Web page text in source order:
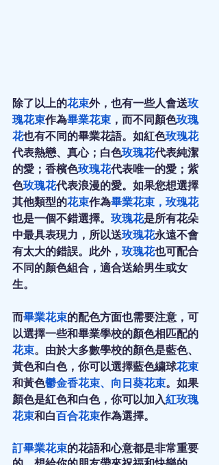
除了以上的花束外，也有一些人會送玫
瑰花束作為畢業花束 ，而不同顏色玫瑰
花也有不同的畢業花語。如紅色玫瑰花
代表熱戀、真心；白色玫瑰花代表純潔
的愛；香檳色玫瑰花代表唯一的愛；紫
色玫瑰花代表浪漫的愛。如果您想選擇
其他類型的花束作為畢業花束 ， 玫瑰花
也是一個不錯選擇。 玫瑰花是所有花朵
中最具表現力，所以送玫瑰花永遠不會
有太大的錯誤。此外， 玫瑰花也可配合
不同的顏色組合，適合送給男生或女
生。
而畢業花束的配色方面也需要注意，可
以選擇一些和畢業學校的顏色相匹配的
花束。由於大多數學校的顏色是藍色、
黃色和白色，你可以選擇藍色繍球花束
和黃色鬱金香花束、 向日葵花束。如果
顏色是紅色和白色，你可以加入紅玫瑰
花束和白百合花束作為選擇。
訂畢業花束的花語和心意都是非常重要